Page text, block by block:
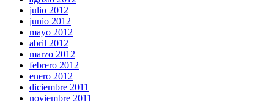
julio 2012
junio 2012
mayo 2012
abril 2012
marzo 2012
febrero 2012
enero 2012
diciembre 2011
noviembre 2011